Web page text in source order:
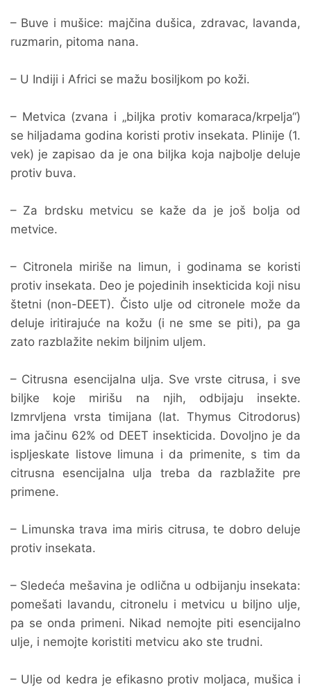
– Buve i mušice: majčina dušica, zdravac, lavanda,
ruzmarin, pitoma nana.
– U Indiji i Africi se mažu bosiljkom po koži.
– Metvica (zvana i „biljka protiv komaraca/krpelja“)
se hiljadama godina koristi protiv insekata. Plinije (1.
vek) je zapisao da je ona biljka koja najbolje deluje
protiv buva.
– Za brdsku metvicu se kaže da je još bolja od
metvice.
– Citronela miriše na limun, i godinama se koristi
protiv insekata. Deo je pojedinih insekticida koji nisu
štetni (non-DEET). Čisto ulje od citronele može da
deluje iritirajuće na kožu (i ne sme se piti), pa ga
zato razblažite nekim biljnim uljem.
– Citrusna esencijalna ulja. Sve vrste citrusa, i sve
biljke koje mirišu na njih, odbijaju insekte.
Izmrvljena vrsta timijana (lat. Thymus Citrodorus)
ima jačinu 62% od DEET insekticida. Dovoljno je da
ispljeskate listove limuna i da primenite, s tim da
citrusna esencijalna ulja treba da razblažite pre
primene.
– Limunska trava ima miris citrusa, te dobro deluje
protiv insekata.
– Sledeća mešavina je odlična u odbijanju insekata:
pomešati lavandu, citronelu i metvicu u biljno ulje,
pa se onda primeni. Nikad nemojte piti esencijalno
ulje, i nemojte koristiti metvicu ako ste trudni.
– Ulje od kedra je efikasno protiv moljaca, mušica i